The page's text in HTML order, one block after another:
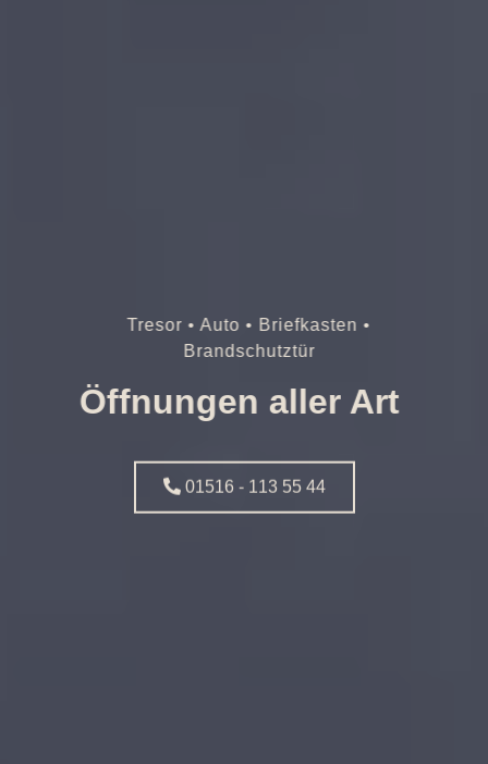
Tresor • Auto • Briefkasten •
Brandschutztür
Öffnungen aller Art
01516 - 113 55 44